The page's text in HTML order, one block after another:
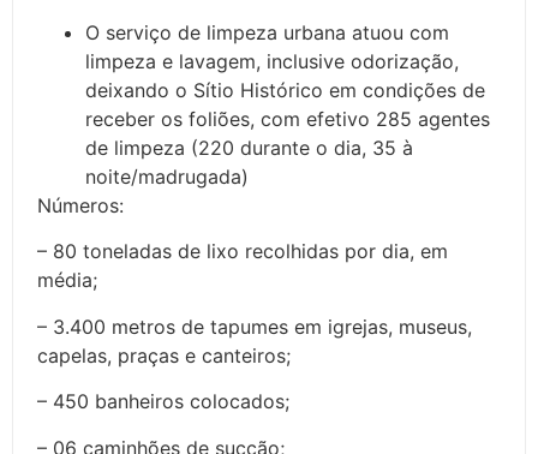
O serviço de limpeza urbana atuou com
limpeza e lavagem, inclusive odorização,
deixando o Sítio Histórico em condições de
receber os foliões, com efetivo 285 agentes
de limpeza (220 durante o dia, 35 à
noite/madrugada)
Números:
– 80 toneladas de lixo recolhidas por dia, em
média;
– 3.400 metros de tapumes em igrejas, museus,
capelas, praças e canteiros;
– 450 banheiros colocados;
– 06 caminhões de sucção;